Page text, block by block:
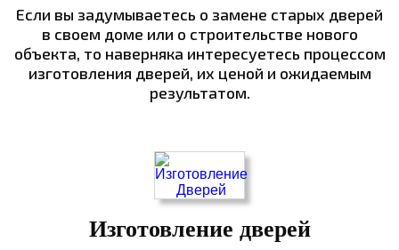
Если вы задумываетесь о замене старых дверей
в своем доме или о строительстве нового
объекта, то наверняка интересуетесь процессом
изготовления дверей, их ценой и ожидаемым
результатом.
Изготовление дверей